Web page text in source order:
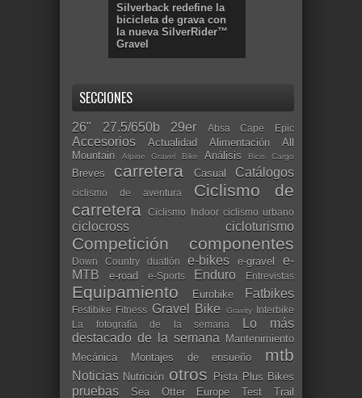
Silverback redefine la
bicicleta de grava con
la nueva SilverRider™
Gravel
SECCIONES
26" 27.5/650b 29er Absa Cape Epic
Accesorios Actualidad Alimentación
All
Mountain
Alpine Gravel Bike Análisis Bicis Cargo
Breves carretera Casual Catálogos
ciclismo de aventura
Ciclismo de
carretera
Ciclismo Indoor ciclismo urbano
ciclocross cicloturismo
Competición componentes
Down Country duatlón e-bikes e-gravel
e-
MTB
e-road e-Sports Enduro Entrevistas
Equipamiento Eurobike Fatbikes
Festibike Fitness Gravel Bike Gravity Interbike
La fotografía de la semana
Lo más
destacado de la semana
Mantenimiento
Mecánica
Montajes de ensueño mtb
Noticias Nutrición otros Pista Plus Bikes
pruebas Sea Otter Europe Test Trail